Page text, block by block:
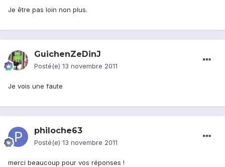
Je être pas loin non plus.
GuichenZeDinJ
Posté(e) 13 novembre 2011
Je vois une faute
philoche63
Posté(e) 13 novembre 2011
merci beaucoup pour vos réponses !